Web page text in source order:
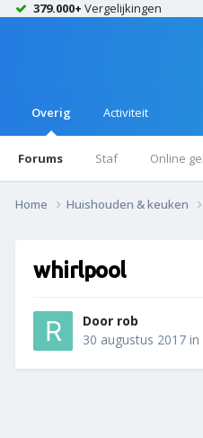
379.000+ Vergelijkingen
Overig
Forums Staf Online
Activiteit
Home Huishouden & keuken
whirlpool
Door rob
30 augustus 2017 in